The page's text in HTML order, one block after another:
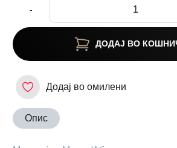
-
ДОДАЈ ВО
Додај во омилени
Опис